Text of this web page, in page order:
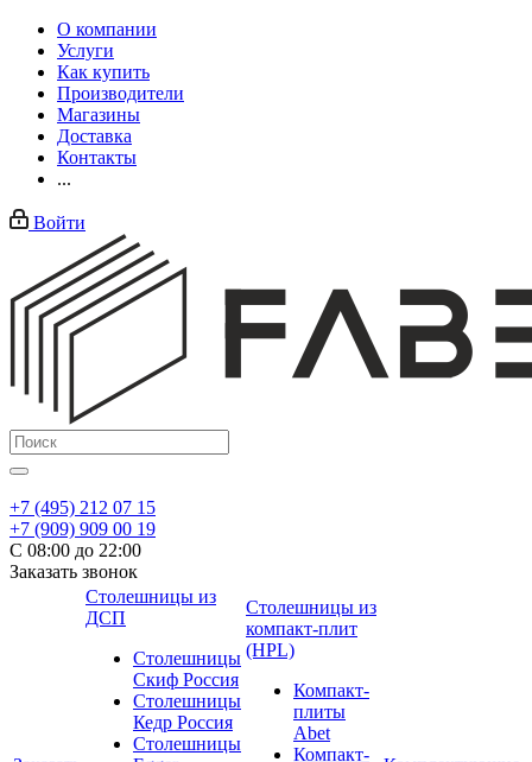
О компании
Услуги
Как купить
Производители
Магазины
Доставка
Контакты
...
Войти
+7 (495) 212 07 15
+7 (909) 909 00 19
С 08:00 до 22:00
Заказать звонок
Столешницы из
ДСП
Столешницы
Скиф Россия
Столешницы
Кедр Россия
Столешницы
Столешницы из
компакт-плит
(HPL)
Компакт-
плиты
Abet
Компакт-